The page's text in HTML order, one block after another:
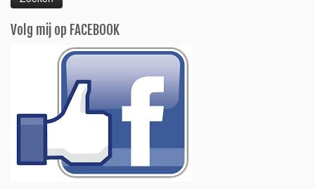
Volg mij op FACEBOOK